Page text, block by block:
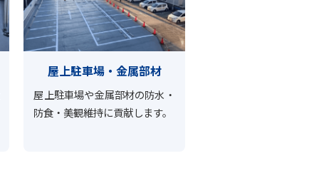
屋上駐車場・金属部材
屋上駐車場や金属部材の防水・
防食・美観維持に貢献します。